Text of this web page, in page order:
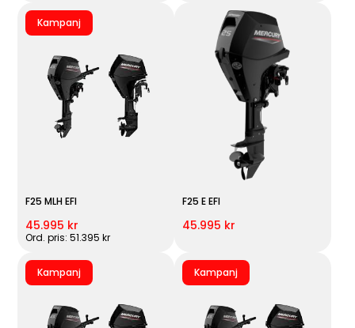
Kampanj
F25 MLH EFI
45.995 kr
Ord. pris: 51.395 kr
F25 E EFI
45.995 kr
Kampanj Kampanj